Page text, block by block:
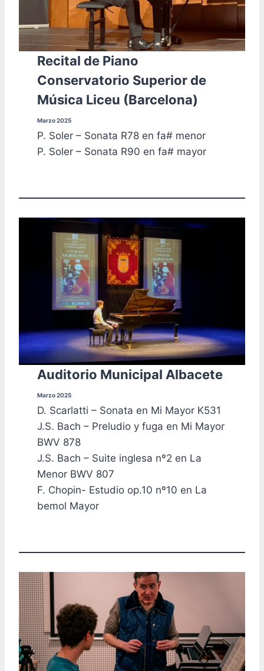
Recital de Piano
Conservatorio Superior de
Música Liceu (Barcelona)
Marzo 2025
P. Soler – Sonata R78 en fa# menor
P. Soler – Sonata R90 en fa# mayor
Auditorio Municipal Albacete
Marzo 2025
D. Scarlatti – Sonata en Mi Mayor K531
J.S. Bach – Preludio y fuga en Mi Mayor
BWV 878
J.S. Bach – Suite inglesa nº2 en La
Menor BWV 807
F. Chopin- Estudio op.10 nº10 en La
bemol Mayor